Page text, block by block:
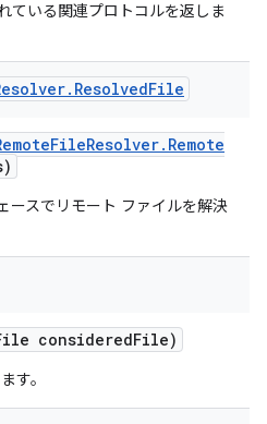
ている関連プロトコルを返しま
. ResolvedFile
FileResolver. Remote
ースでリモート ファイルを解決
consideredFile)
す。